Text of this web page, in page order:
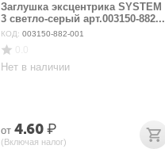
Заглушка эксцентрика SYSTEM
3 светло-серый арт.003150-882...
КОД: 003150-882-001
Нет в наличии
от 4.60 ₽
(Включая налог)